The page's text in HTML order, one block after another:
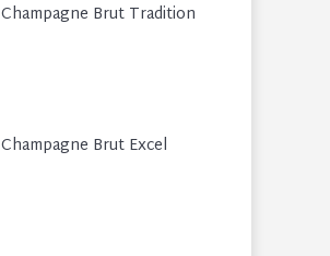
Champagne Brut Tradition
Champagne Brut Excel